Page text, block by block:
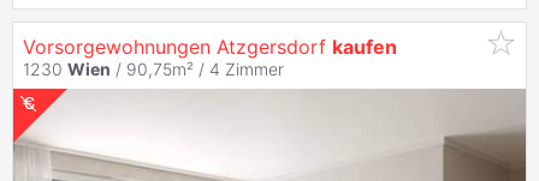
Vorsorgewohnungen Atzgersdorf kaufen
1230 Wien / 90,75m² / 4 Zimmer